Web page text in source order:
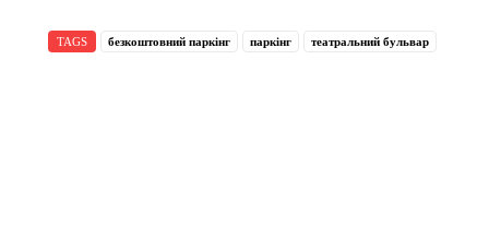
TAGS безкоштовний паркінг паркінг театральний бульвар